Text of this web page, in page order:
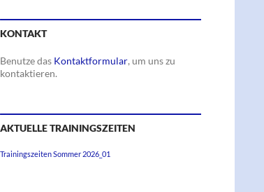
KONTAKT
Benutze das Kontaktformular, um uns zu
kontaktieren.
AKTUELLE TRAININGSZEITEN
Trainingszeiten Sommer 2026_01